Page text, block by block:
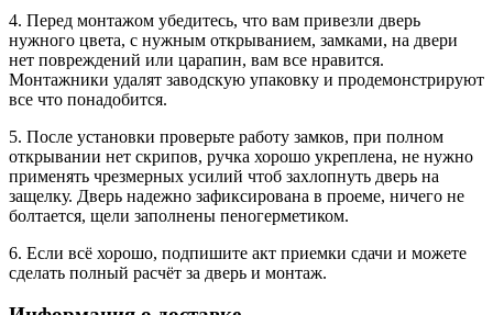
4. Перед монтажом убедитесь, что вам привезли дверь
нужного цвета, с нужным открыванием, замками, на двери
нет повреждений или царапин, вам все нравится.
Монтажники удалят заводскую упаковку и продемонстрируют
все что понадобится.
5. После установки проверьте работу замков, при полном
открывании нет скрипов, ручка хорошо укреплена, не нужно
применять чрезмерных усилий чтоб захлопнуть дверь на
защелку. Дверь надежно зафиксирована в проеме, ничего не
болтается, щели заполнены пеногерметиком.
6. Если всё хорошо, подпишите акт приемки сдачи и можете
сделать полный расчёт за дверь и монтаж.